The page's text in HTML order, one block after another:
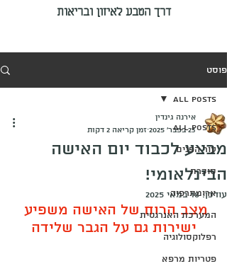
דרך הטבע לאיזון ובריאות
פוסט
All Posts
עור הפנים
סוכרת
ארומתרפיה
המערכת האנרגטית
רפלוקסולוגיה
פטריות מרפא
All Posts
מבצע לכבוד יום האישה
הבינלאומי!
אירנה גינדין
23 בפבר׳ 2025
זמן קריאה 2 דקות
עודכן:18 במאי 2025
מצב הרוח של האישה משפיע
ישירות גם על הגבר שלידה